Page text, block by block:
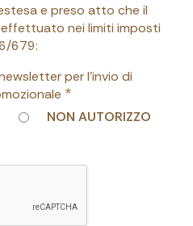
e preso atto che il
nei limiti imposti
679:
per l'invio di
NON AUTORIZZO